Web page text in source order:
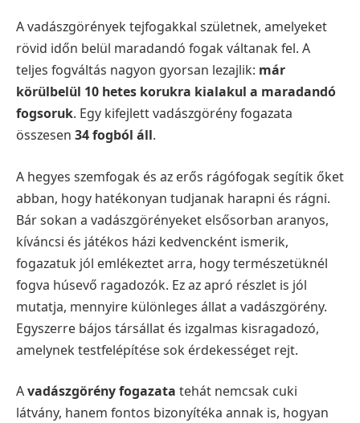
A vadászgörények tejfogakkal születnek, amelyeket
rövid időn belül maradandó fogak váltanak fel. A
teljes fogváltás nagyon gyorsan lezajlik: már
körülbelül 10 hetes korukra kialakul a maradandó
fogsoruk. Egy kifejlett vadászgörény fogazata
összesen 34 fogból áll.
A hegyes szemfogak és az erős rágófogak segítik őket
abban, hogy hatékonyan tudjanak harapni és rágni.
Bár sokan a vadászgörényeket elsősorban aranyos,
kíváncsi és játékos házi kedvencként ismerik,
fogazatuk jól emlékeztet arra, hogy természetüknél
fogva húsevő ragadozók. Ez az apró részlet is jól
mutatja, mennyire különleges állat a vadászgörény.
Egyszerre bájos társállat és izgalmas kisragadozó,
amelynek testfelépítése sok érdekességet rejt.
Avadászgörény fogazata tehát nemcsak cuki
látvány, hanem fontos bizonyítéka annak is, hogyan